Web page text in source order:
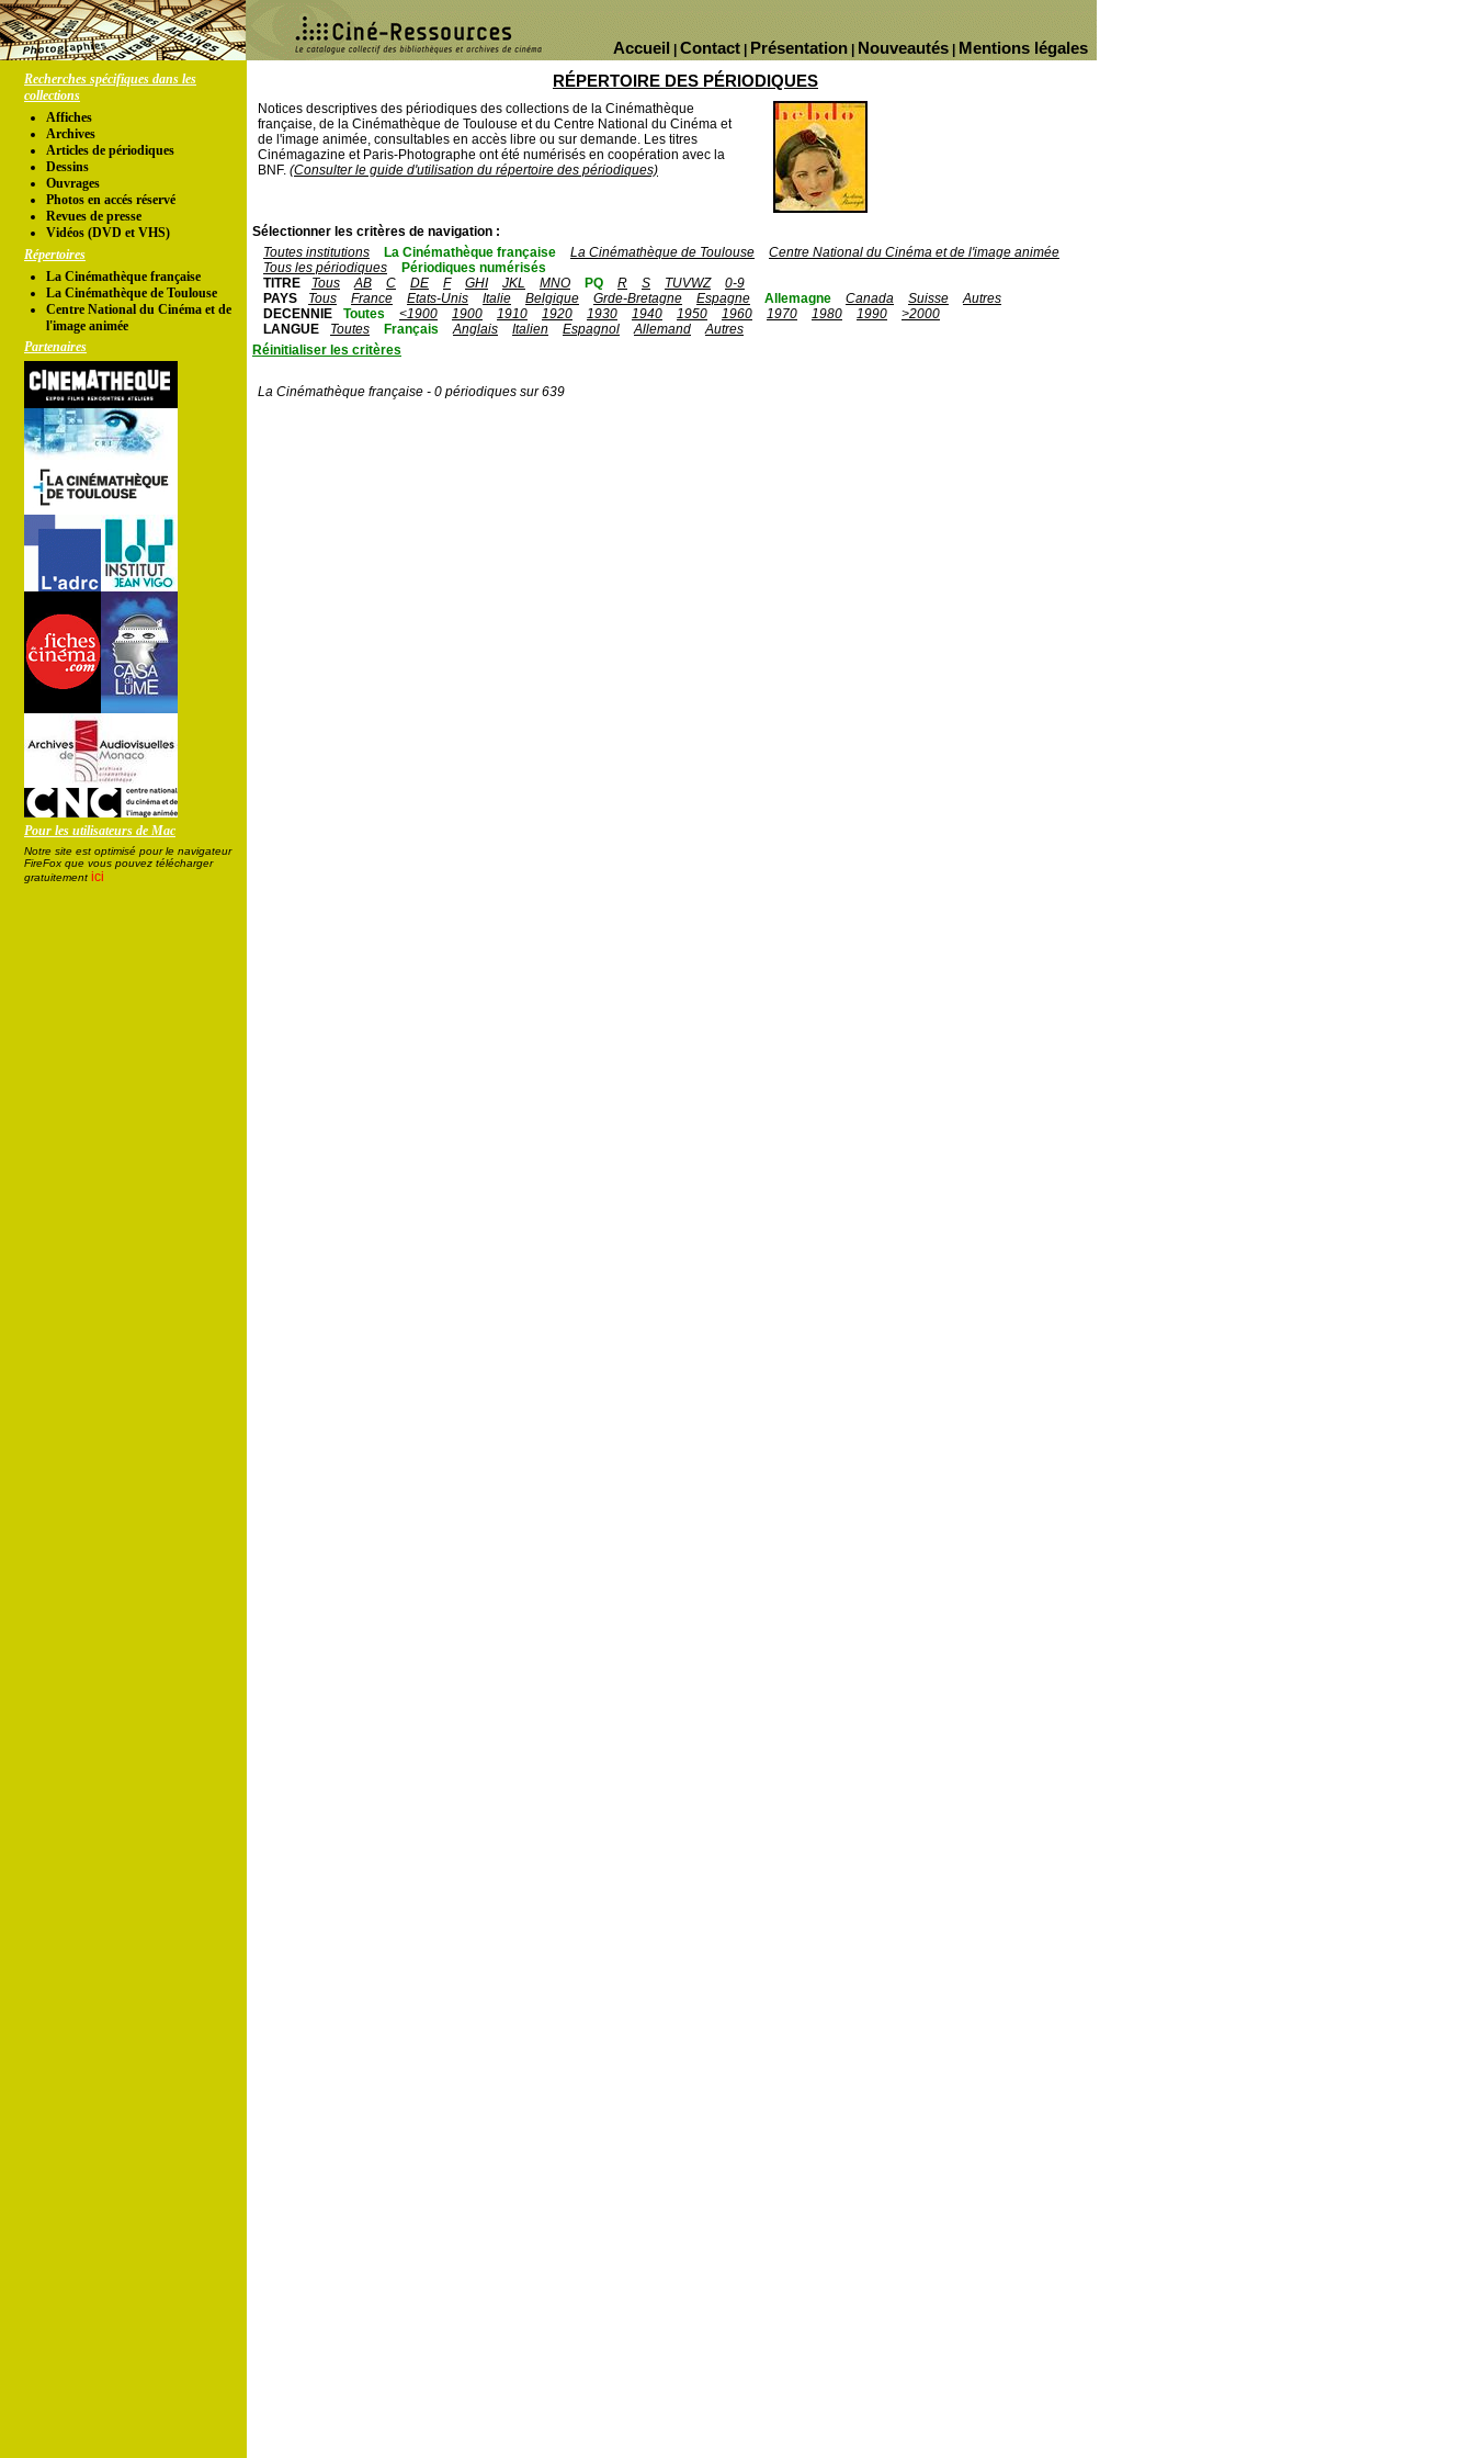
Mentions légales
Nouveautés
Présentation
Contact
Accueil
Recherches spécifiques dans les
collections
Affiches
Archives
Articles de périodiques
Dessins
Ouvrages
Photos en accés réservé
Revues de presse
Vidéos (DVD et VHS)
Répertoires
La Cinémathèque française
La Cinémathèque de Toulouse
Centre National du Cinéma et de
l'image animée
Partenaires
Pour les utilisateurs de Mac
Notre site est optimisé pour le navigateur
FireFox que vous pouvez télécharger
gratuitement ici
RÉPERTOIRE DES PÉRIODIQUES
Notices descriptives des périodiques des collections de la Cinémathèque
française, de la Cinémathèque de Toulouse et du Centre National du Cinéma et
de l'image animée, consultables en accès libre ou sur demande. Les titres
Cinémagazine et Paris-Photographe ont été numérisés en coopération avec la
BNF. (Consulter le guide d'utilisation du répertoire des périodiques)
Sélectionner les critères de navigation :
Toutes institutions
La Cinémathèque française La Cinémathèque de Toulouse
Centre National du Cinéma et de l'image animée
Tous les périodiques
Périodiques numérisés
TITRE
Tous AB C DE F GHI JKL MNO PQ R S TUVWZ
0-9
PAYS
Tous France Etats-Unis Italie Belgique Grde-Bretagne Espagne Allemagne Canada Suisse
Autres
DECENNIE
Toutes <1900 1900 1910 1920 1930 1940 1950 1960 1970 1980 1990
>2000
LANGUE
Toutes Français Anglais Italien Espagnol Allemand
Autres
Réinitialiser les critères
La Cinémathèque française - 0 périodiques sur 639